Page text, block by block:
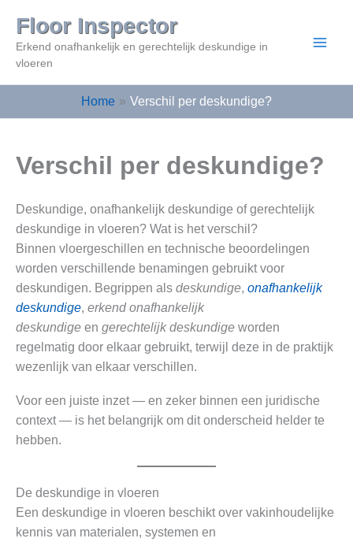
naar
inhoud
Floor Inspector
Erkend onafhankelijk en gerechtelijk deskundige in
vloeren
Home Verschil per deskundige?
Verschil per deskundige?
Deskundige, onafhankelijk deskundige of gerechtelijk
deskundige in vloeren? Wat is het verschil?
Binnen vloergeschillen en technische beoordelingen
worden verschillende benamingen gebruikt voor
deskundigen. Begrippen als deskundige, onafhankelijk
deskundige, erkend onafhankelijk
deskundige en gerechtelijk deskundige worden
regelmatig door elkaar gebruikt, terwijl deze in de praktijk
wezenlijk van elkaar verschillen.
Voor een juiste inzet — en zeker binnen een juridische
context — is het belangrijk om dit onderscheid helder te
hebben.
De deskundige in vloeren
Een deskundige in vloeren beschikt over vakinhoudelijke
kennis van materialen, systemen en